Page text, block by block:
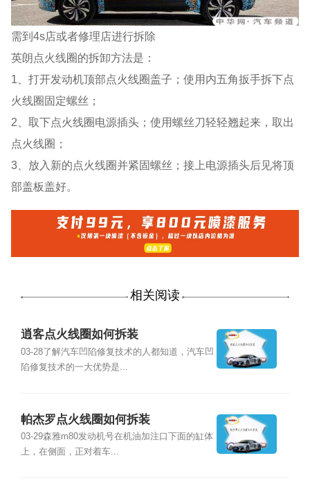
需到4s店或者修理店进行拆除
英朗点火线圈的拆卸方法是：
1、打开发动机顶部点火线圈盖子；使用内五角扳手拆下点
火线圈固定螺丝；
2、取下点火线圈电源插头；使用螺丝刀轻轻翘起来，取出
点火线圈；
3、放入新的点火线圈并紧固螺丝；接上电源插头后见将顶
部盖板盖好。
相关阅读
逍客点火线圈如何拆装
03-28了解汽车凹陷修复技术的人都知道，汽车凹
陷修复技术的一大优势是...
帕杰罗点火线圈如何拆装
03-29森雅m80发动机号在机油加注口下面的缸体
上，在侧面，正对着车...